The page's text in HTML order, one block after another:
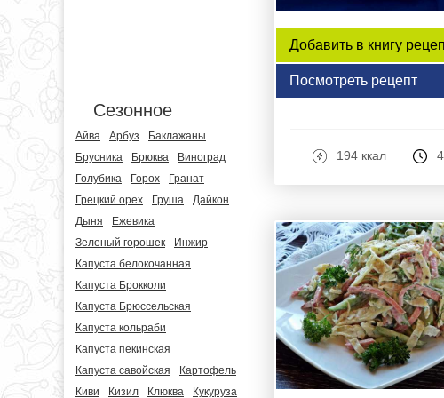
Сезонное
Айва Арбуз
Баклажаны
Брусника
Брюква
Виноград
Голубика
Горох
Гранат
Грецкий орех
Груша
Дайкон
Дыня
Ежевика
Зеленый горошек
Инжир
Капуста белокочанная
Капуста Брокколи
Капуста Брюссельская
Капуста кольраби
Капуста пекинская
Капуста савойская
Картофель
Киви
Кизил Клюква Кукуруза
Добавить в книгу
Посмотреть рецепт
194 ккал